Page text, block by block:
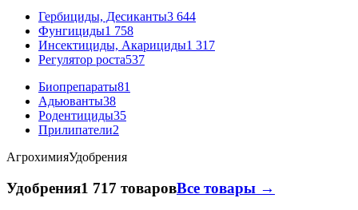
Гербициды, Десиканты3 644
Фунгициды1 758
Инсектициды, Акарициды1 317
Регулятор роста537
Биопрепараты81
Адьюванты38
Родентициды35
Прилипатели2
АгрохимияУдобрения
Удобрения1 717 товаровВсе товары →